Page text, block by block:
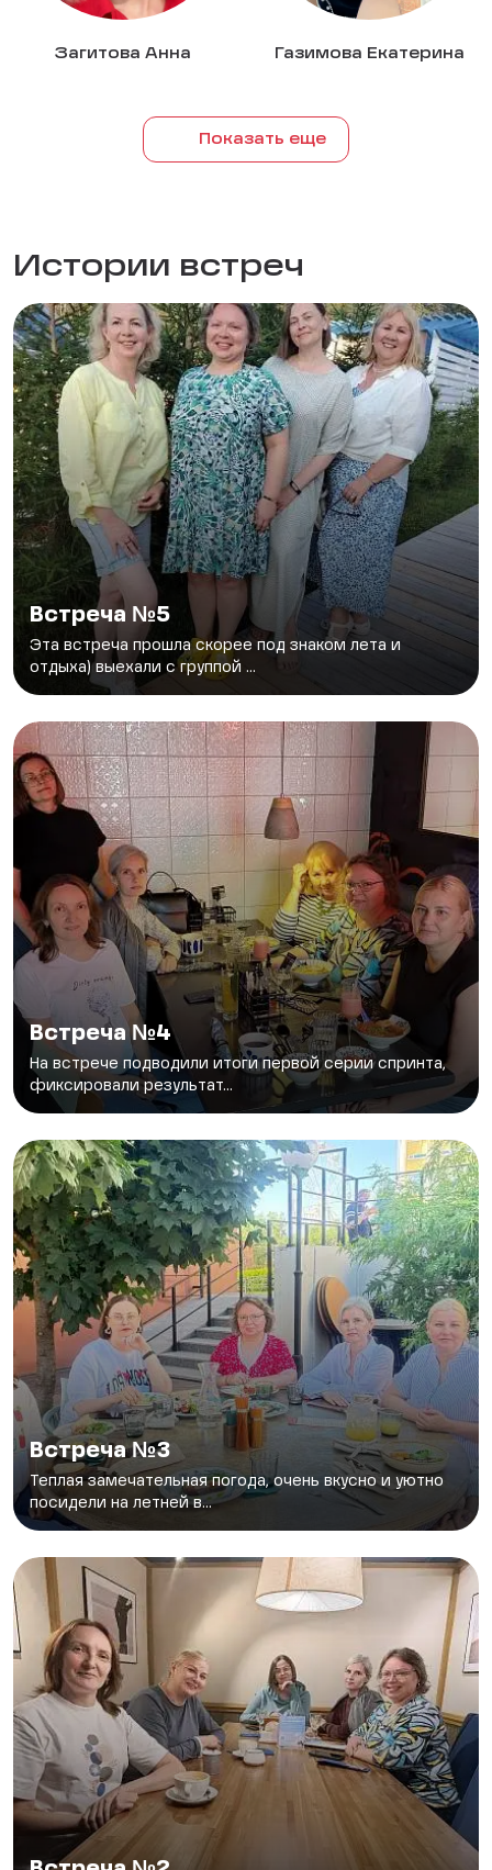
Загитова Анна Газимова Екатерина
Показать еще
Истории встреч
Встреча №5
Эта встреча прошла скорее под знаком лета и
отдыха) выехали с группой ...
Встреча №4
На встрече подводили итоги первой серии спринта,
фиксировали результат...
Встреча №3
Теплая замечательная погода, очень вкусно и уютно
посидели на летней в...